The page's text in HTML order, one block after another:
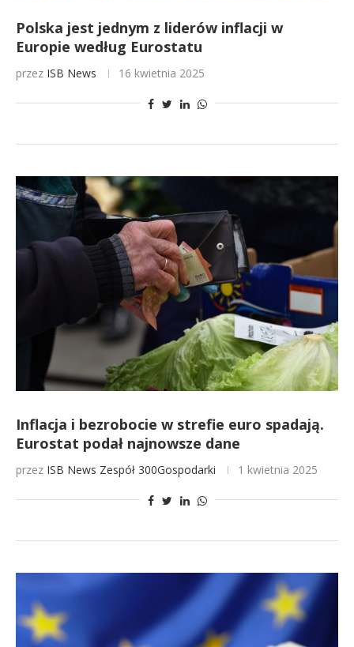
Polska jest jednym z liderów inflacji w
Europie według Eurostatu
przez ISB News 16 kwietnia 2025
Inflacja i bezrobocie w strefie euro spadają.
Eurostat podał najnowsze dane
przez ISB News Zespół 300Gospodarki 1 kwietnia 2025